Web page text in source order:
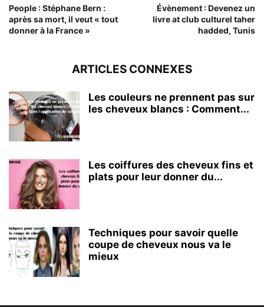
People : Stéphane Bern :
après sa mort, il veut « tout
donner à la France »
Évènement : Devenez un
livre at club culturel taher
hadded, Tunis
ARTICLES CONNEXES
Les couleurs ne prennent pas sur
les cheveux blancs : Comment...
Les coiffures des cheveux fins et
plats pour leur donner du...
Techniques pour savoir quelle
coupe de cheveux nous va le
mieux